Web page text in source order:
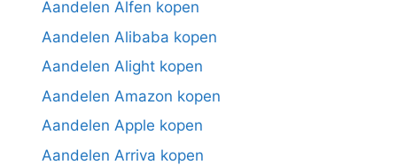
Aandelen Alfen kopen
Aandelen Alibaba kopen
Aandelen Alight kopen
Aandelen Amazon kopen
Aandelen Apple kopen
Aandelen Arriva kopen